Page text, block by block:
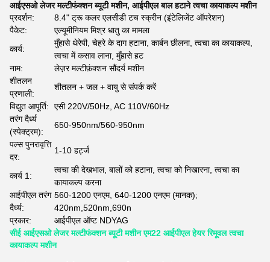
आईएसओ लेजर मल्टीफंक्शन ब्यूटी मशीन, आईपीएल बाल हटाने त्वचा कायाकल्प मशीन
प्रदर्शन:
8.4" ट्रू कलर एलसीडी टच स्क्रीन (इंटेलिजेंट ऑपरेशन)
पैकेट:
एल्यूमीनियम मिश्र धातु का मामला
कार्य:
मुँहासे थेरेपी, चेहरे के दाग हटाना, कार्बन छीलना, त्वचा का कायाकल्प,
त्वचा में कसाव लाना, मुँहासे हट
नाम:
लेज़र मल्टीफ़ंक्शन सौंदर्य मशीन
शीतलन
प्रणाली:
शीतलन + जल + वायु से संपर्क करें
विद्युत आपूर्ति:
एसी 220V/50Hz, AC 110V/60Hz
तरंग दैर्ध्य
(स्पेक्ट्रम):
650-950nm/560-950nm
पल्स पुनरावृत्ति
दर:
1-10 हर्ट्ज
कार्य 1:
त्वचा की देखभाल, बालों को हटाना, त्वचा को निखारना, त्वचा का
कायाकल्प करना
आईपीएल तरंग
दैर्ध्य:
560-1200 एनएम, 640-1200 एनएम (मानक);
420nm,520nm,690n
प्रकार:
आईपीएल ऑप्ट NDYAG
सीई आईएसओ लेजर मल्टीफंक्शन ब्यूटी मशीन एम22 आईपीएल हेयर रिमूवल त्वचा
कायाकल्प मशीन